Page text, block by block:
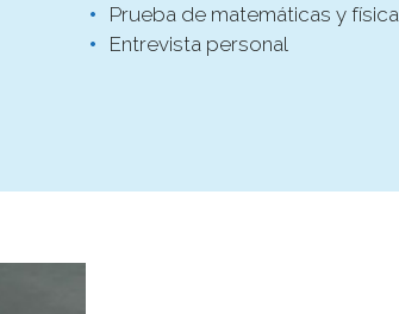
Prueba de matemáticas y física
Entrevista personal